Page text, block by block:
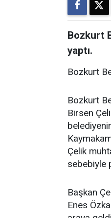
Bozkurt
yaptı.
Bozkurt
Bozkurt
Birsen
Çelik
sebebiyle
Başkan
Enes